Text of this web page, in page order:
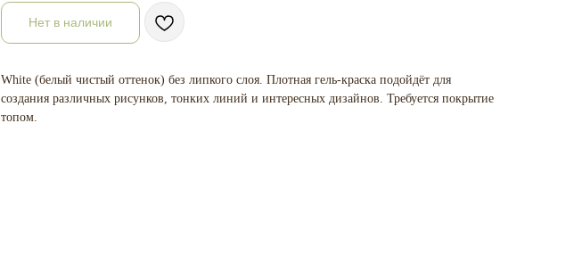
Нет в наличии
White (белый чистый оттенок) без липкого слоя. Плотная гель-краска подойдёт для
создания различных рисунков, тонких линий и интересных дизайнов. Требуется покрытие
топом.